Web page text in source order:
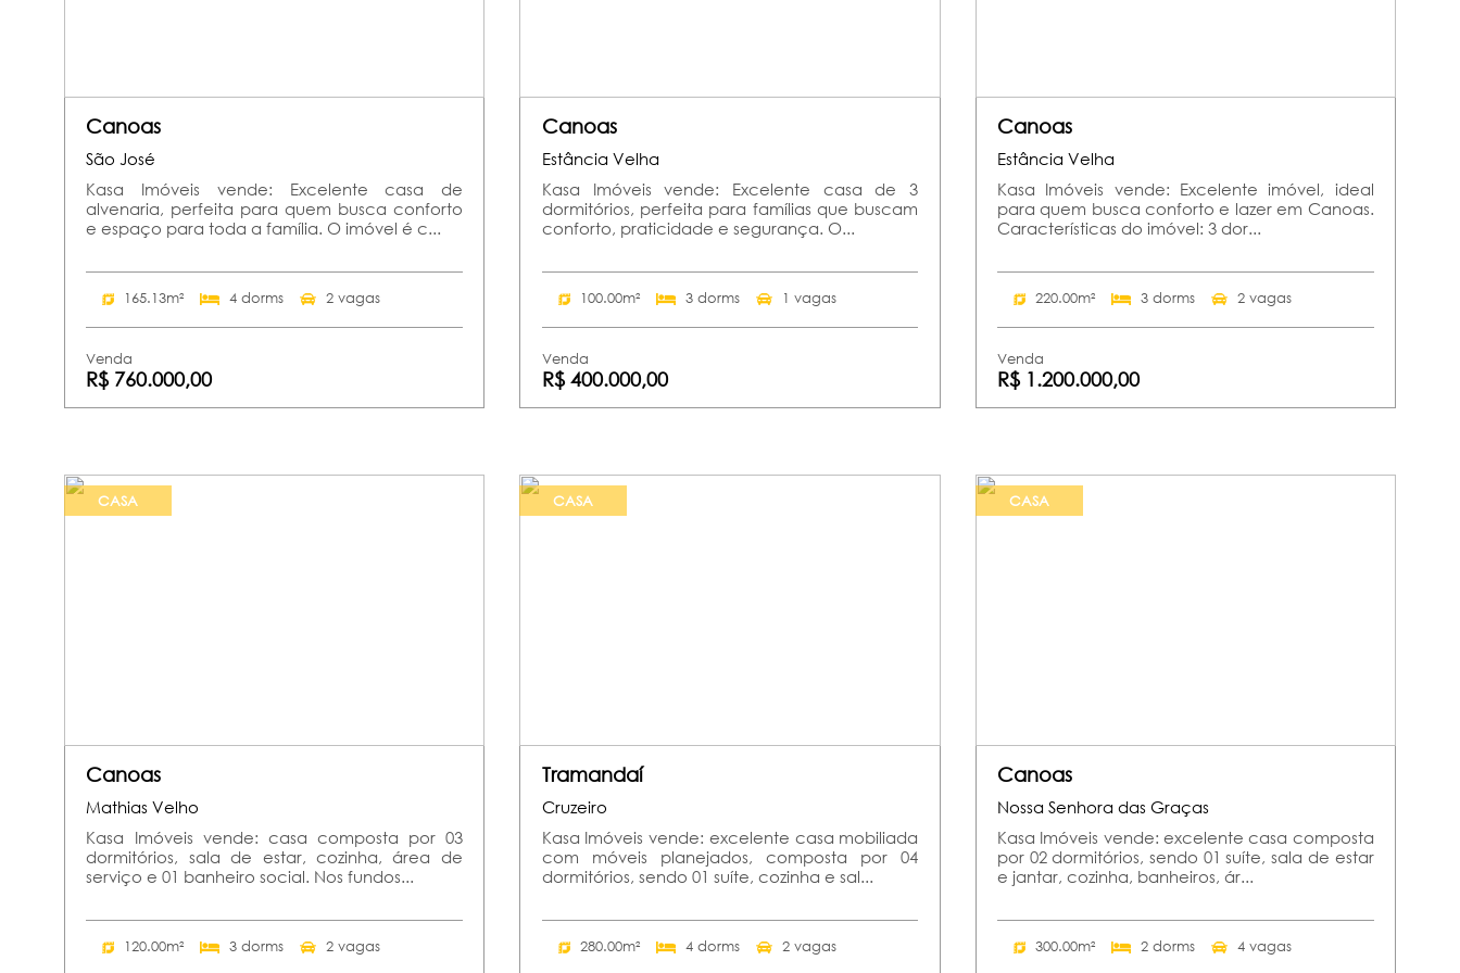
Canoas
São José
Kasa Imóveis vende: Excelente casa de
alvenaria, perfeita para quem busca conforto
e espaço para toda a família. O imóvel é c...
165.13m² 4 dorms 2 vagas
Venda
R$ 760.000,00
Canoas
Estância Velha
Kasa Imóveis vende: Excelente casa de 3
dormitórios, perfeita para famílias que buscam
conforto, praticidade e segurança. O...
100.00m² 3 dorms 1 vagas
Venda
R$ 400.000,00
Canoas
Estância Velha
Kasa Imóveis vende: Excelente imóvel, ideal
para quem busca conforto e lazer em Canoas.
Características do imóvel: 3 dor...
220.00m² 3 dorms 2 vagas
Venda
R$ 1.200.000,00
CASA
Canoas
Mathias Velho
Kasa Imóveis vende: casa composta por 03
dormitórios, sala de estar, cozinha, área de
serviço e 01 banheiro social. Nos fundos...
120.00m² 3 dorms 2 vagas
CASA
Tramandaí
Cruzeiro
Kasa Imóveis vende: excelente casa mobiliada
com móveis planejados, composta por 04
dormitórios, sendo 01 suíte, cozinha e sal...
280.00m² 4 dorms 2 vagas
CASA
Canoas
Nossa Senhora das Graças
Kasa Imóveis vende: excelente casa composta
por 02 dormitórios, sendo 01 suíte, sala de estar
e jantar, cozinha, banheiros, ár...
300.00m² 2 dorms 4 vagas